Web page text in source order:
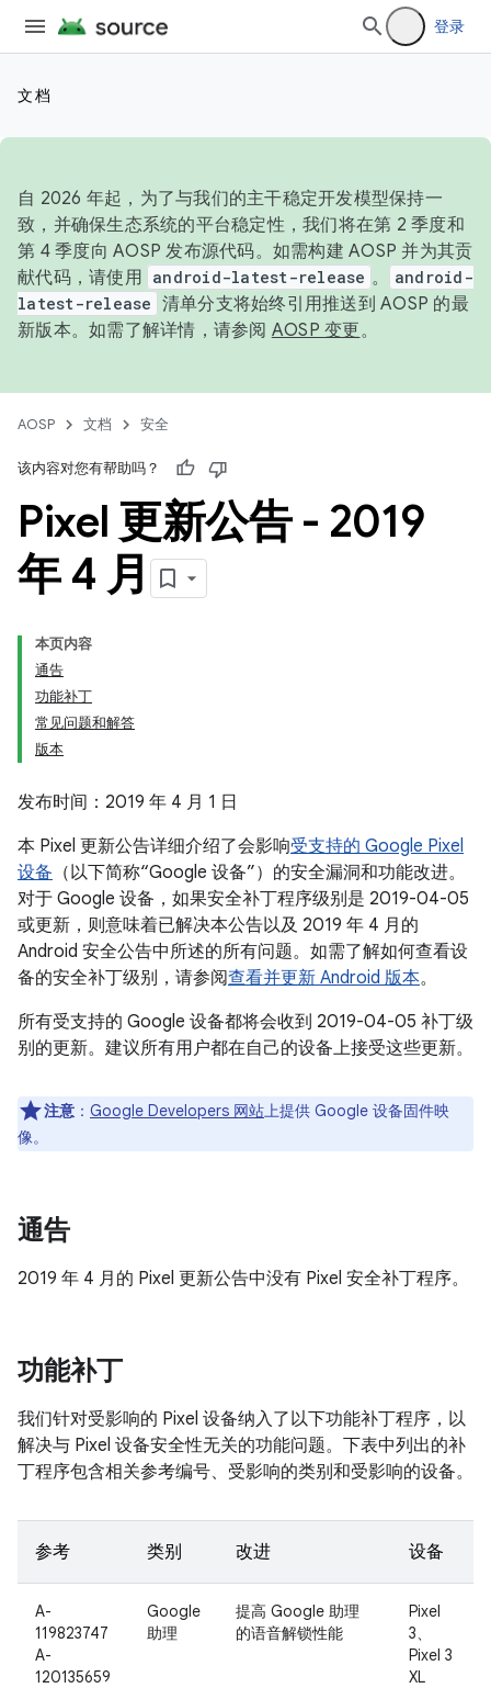
登录
文档
自 2026 年起，为了与我们的主干稳定开发模型保持一
致，并确保生态系统的平台稳定性，我们将在第 2 季度和
第 4 季度向 AOSP 发布源代码。如需构建 AOSP 并为其贡
献代码，请使用 android-latest-release 。
android-
latest-release 清单分支将始终引用推送到 AOSP 的最
新版本。如需了解详情，请参阅 AOSP 变更。
AOSP 文档 安全
该内容对您有帮助吗？
Pixel 更新公告 - 2019
年 4 月
本页内容
通告
功能补丁
常见问题和解答
版本
发布时间：2019 年 4 月 1 日
本 Pixel 更新公告详细介绍了会影响受支持的 Google Pixel
设备 （以下简称“Google 设备”）的安全漏洞和功能改进。
对于 Google 设备，如果安全补丁程序级别是 2019-04-05
或更新，则意味着已解决本公告以及 2019 年 4 月的
Android 安全公告中所述的所有问题。如需了解如何查看设
备的安全补丁级别，请参阅查看并更新 Android 版本。
所有受支持的 Google 设备都将会收到 2019-04-05 补丁级
别的更新。建议所有用户都在自己的设备上接受这些更新。
注意 ： Google Developers 网站上提供 Google 设备固件映
像。
通告
2019 年 4 月的 Pixel 更新公告中没有 Pixel 安全补丁程序。
功能补丁
我们针对受影响的 Pixel 设备纳入了以下功能补丁程序，以
解决与 Pixel 设备安全性无关的功能问题。下表中列出的补
丁程序包含相关参考编号、受影响的类别和受影响的设备。
参考 类别 改进 设备
A-
119823747
A-
120135659
Google
助理
提高 Google 助理
的语音解锁性能
Pixel
3、
Pixel 3
XL